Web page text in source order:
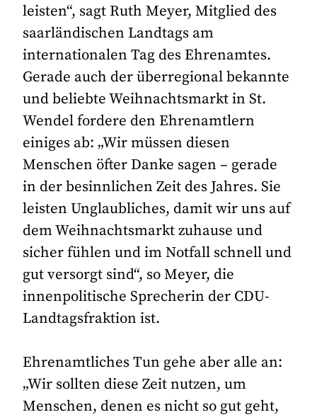
leisten“, sagt Ruth Meyer, Mitglied des
saarländischen Landtags am
internationalen Tag des Ehrenamtes.
Gerade auch der überregional bekannte
und beliebte Weihnachtsmarkt in St.
Wendel fordere den Ehrenamtlern
einiges ab: „Wir müssen diesen
Menschen öfter Danke sagen – gerade
in der besinnlichen Zeit des Jahres. Sie
leisten Unglaubliches, damit wir uns auf
dem Weihnachtsmarkt zuhause und
sicher fühlen und im Notfall schnell und
gut versorgt sind“, so Meyer, die
innenpolitische Sprecherin der CDU-
Landtagsfraktion ist.
Ehrenamtliches Tun gehe aber alle an:
„Wir sollten diese Zeit nutzen, um
Menschen, denen es nicht so gut geht,